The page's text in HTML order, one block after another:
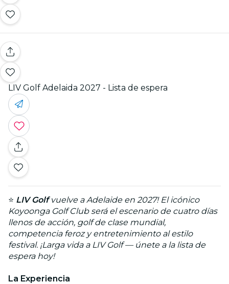
LIV Golf Adelaida 2027 - Lista de espera
⭐ LIV Golfvuelve a Adelaide en 2027! El icónico
Koyoonga Golf Club será el escenario de cuatro días
llenos de acción, golf de clase mundial,
competencia feroz y entretenimiento al estilo
festival. ¡Larga vida a LIV Golf — únete a la lista de
espera hoy!
La Experiencia